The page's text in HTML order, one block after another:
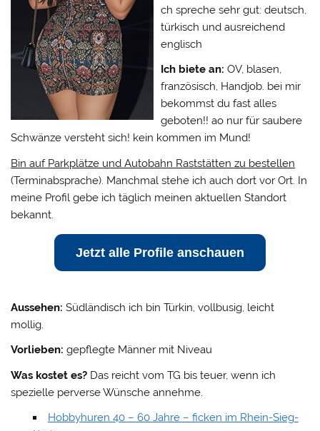
ch spreche sehr gut: deutsch,
türkisch und ausreichend
englisch
Ich biete an: OV, blasen,
französisch, Handjob. bei mir
bekommst du fast alles
geboten!! ao nur für saubere
Schwänze versteht sich! kein kommen im Mund!
Bin auf Parkplätze und Autobahn Raststätten zu bestellen
(Terminabsprache). Manchmal stehe ich auch dort vor Ort. In
meine Profil gebe ich täglich meinen aktuellen Standort
bekannt.
Jetzt alle Profile anschauen
Aussehen: Südländisch ich bin Türkin, vollbusig, leicht
mollig.
Vorlieben: gepflegte Männer mit Niveau
Was kostet es? Das reicht vom TG bis teuer, wenn ich
spezielle perverse Wünsche annehme.
Hobbyhuren 40 – 60 Jahre – ficken im Rhein-Sieg-